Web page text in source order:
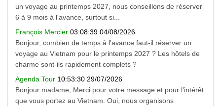
un voyage au printemps 2027, nous conseillons de réserver
6 à 9 mois à l'avance, surtout si...
François Mercier 03:08:39 04/08/2026
Bonjour, combien de temps à l'avance faut-il réserver un
voyage au Vietnam pour le printemps 2027 ? Les hôtels de
charme sont-ils rapidement complets ?
Agenda Tour 10:53:30 29/07/2026
Bonjour madame, Merci pour votre message et pour l'intérêt
que vous portez au Vietnam. Oui, nous organisons